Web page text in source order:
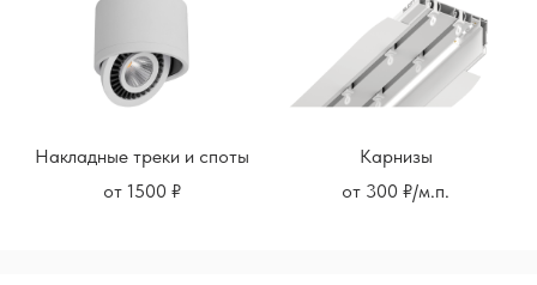
Накладные треки и споты
от 1500 ₽
Карнизы
от 300 ₽/м.п.